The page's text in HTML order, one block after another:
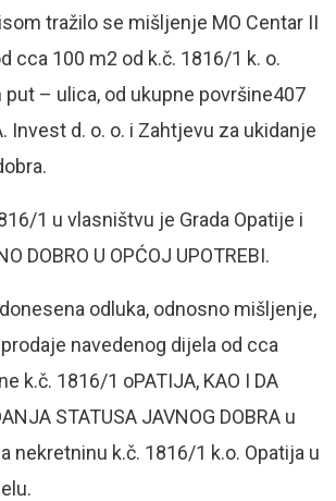
tražilo se mišljenje MO Centar II
cca 100 m2 od k.č. 1816/1 k. o.
put – ulica, od ukupne površine407
Invest d. o. o. i Zahtjevu za ukidanje
1 u vlasništvu je Grada Opatije i
DOBRO U OPĆOJ UPOTREBI.
odluka, odnosno mišljenje,
navedenog dijela od cca
k.č. 1816/1 oPATIJA, KAO I DA
STATUSA JAVNOG DOBRA u
nekretninu k.č. 1816/1 k.o. Opatija u